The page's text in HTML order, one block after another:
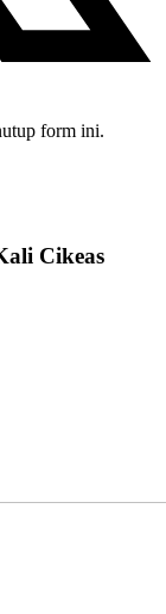
form ini.
Cikeas